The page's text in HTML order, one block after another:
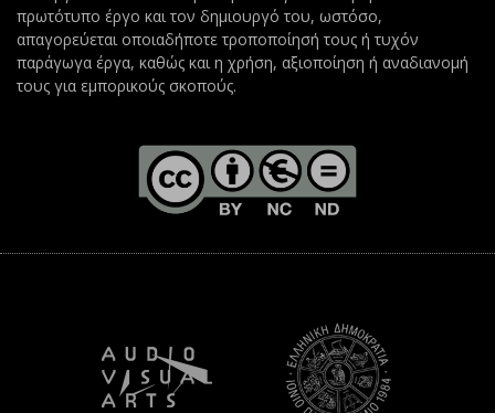
πρωτότυπο έργο και τον δημιουργό του, ωστόσο,
απαγορεύεται οποιαδήποτε τροποποίησή τους ή τυχόν
παράγωγα έργα, καθώς και η χρήση, αξιοποίηση ή αναδιανομή
τους για εμπορικούς σκοπούς.